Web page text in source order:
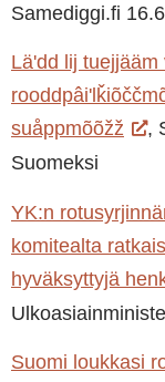
Samediggi.fi
Läʹdd lij
suåppmõõžž
,
Suomeksi
YK:n
komitealta
hyväksyttyjä
Suomi loukkasi